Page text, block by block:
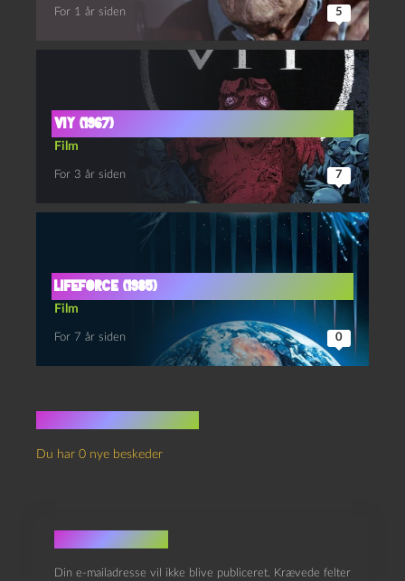
For 1 år siden 5
Viy (1967)
Film
For 3 år siden 7
Lifeforce (1985)
Film
For 7 år siden 0
Du har 0 nye beskeder
Skriv et svar
Din e-mailadresse vil ikke blive publiceret. Krævede felter